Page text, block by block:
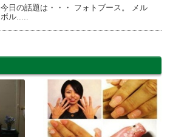
今日の話題は・・・ フォトブース。 メル
ボル.....